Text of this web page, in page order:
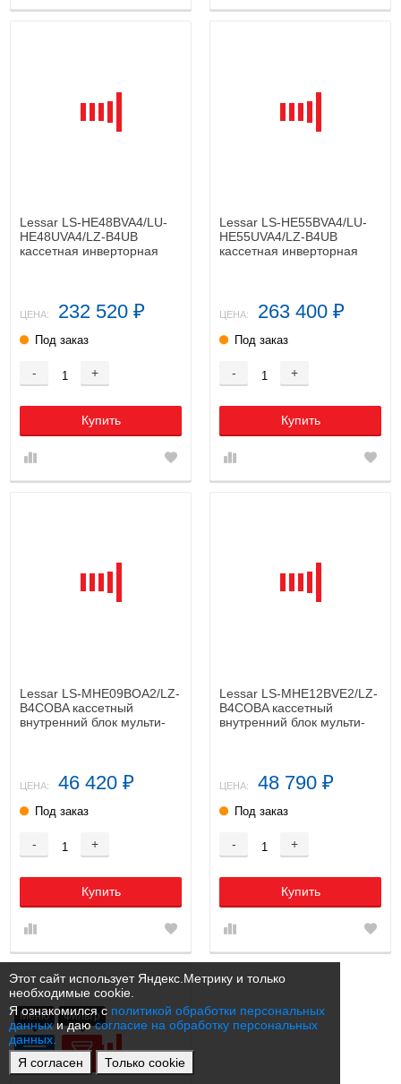
Этот сайт использует Яндекс.Метрику и только
необходимые cookie.
Я ознакомился с политикой обработки персональных
данныхи даюсогласие на обработку персональных
данных.
Я согласен
Только cookie
Lessar LS-HE48BVA4/LU-
HE48UVA4/LZ-B4UB
кассетная инверторная
ЦЕНА: 232 520 ₽
Под заказ
- +
Купить
Lessar LS-HE55BVA4/LU-
HE55UVA4/LZ-B4UB
кассетная инверторная
ЦЕНА: 263 400 ₽
Под заказ
- +
Купить
Lessar LS-MHE09BOA2/LZ-
B4COBA кассетный
внутренний блок мульти-
ЦЕНА: 46 420 ₽
Под заказ
- +
Купить
Lessar LS-MHE12BVE2/LZ-
B4COBA кассетный
внутренний блок мульти-
ЦЕНА: 48 790 ₽
Под заказ
- +
Купить
Меню Фильтр